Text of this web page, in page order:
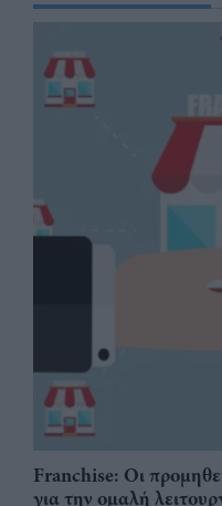
Franchise: Οι
για την ομαλή